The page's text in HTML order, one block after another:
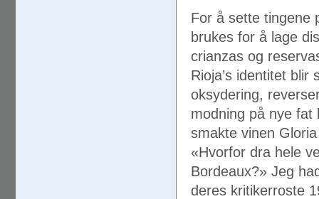
For å sette tingene
brukes for å lage
crianzas og
Rioja’s identitet
oksydering,
modning på nye fat
smakte vinen
«Hvorfor dra hele
Bordeaux?» Jeg
deres kritikerroste